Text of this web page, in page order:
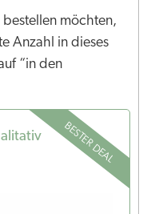
möchten,
Anzahl in dieses
“in den
BESTER DEAL